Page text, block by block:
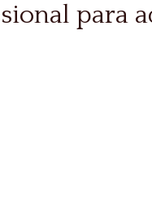
para